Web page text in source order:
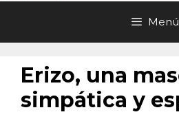
Menú
Erizo, una
simpática y